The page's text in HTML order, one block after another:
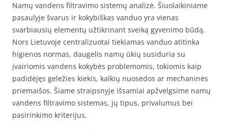
Namų vandens filtravimo sistemų analizė. Šiuolaikiniame
pasaulyje švarus ir kokybiškas vanduo yra vienas
svarbiausių elementų užtikrinant sveiką gyvenimo būdą.
Nors Lietuvoje centralizuotai tiekiamas vanduo atitinka
higienos normas, daugelis namų ūkių susiduria su
įvairiomis vandens kokybės problemomis, tokiomis kaip
padidėjęs geležies kiekis, kalkių nuosėdos ar mechaninės
priemaišos. Šiame straipsnyje išsamiai apžvelgsime namų
vandens filtravimo sistemas, jų tipus, privalumus bei
pasirinkimo kriterijus.